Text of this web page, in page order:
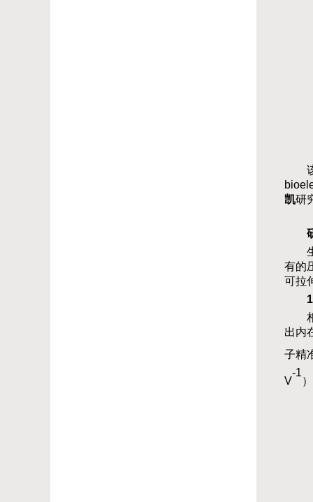
凯研
有的
可拉
1
出内
子精
V
-1